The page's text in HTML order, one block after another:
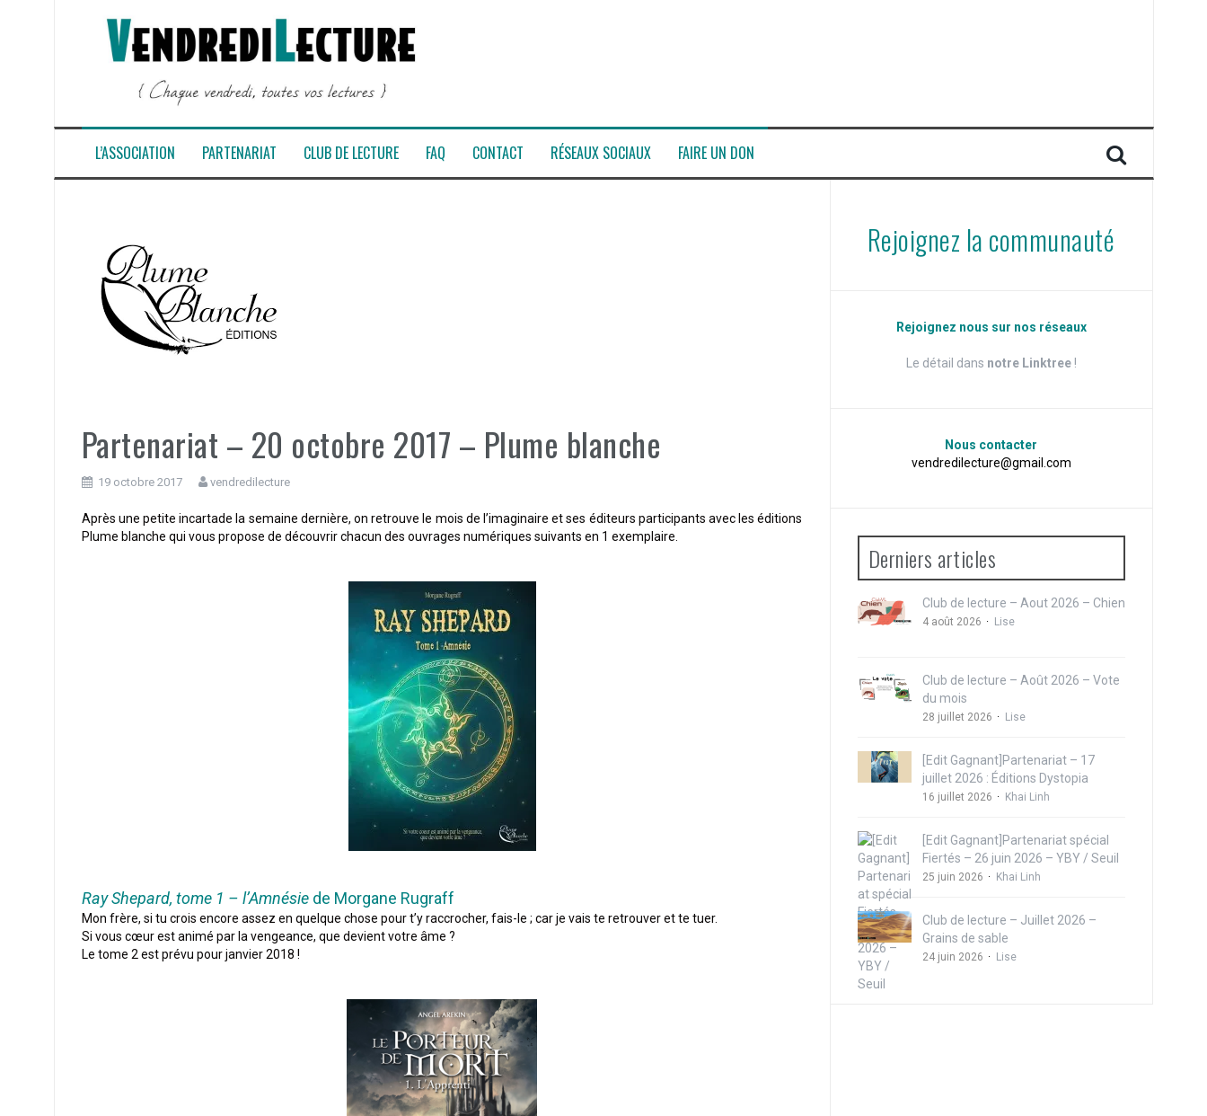
L’ASSOCIATION PARTENARIAT CLUB DE LECTURE FAQ CONTACT RÉSEAUX SOCIAUX FAIRE UN DON
Partenariat – 20 octobre 2017 – Plume blanche
19 octobre 2017 vendredilecture
Après une petite incartade la semaine dernière, on retrouve le mois de l’imaginaire et ses éditeurs participants avec les éditions
Plume blanche qui vous propose de découvrir chacun des ouvrages numériques suivants en 1 exemplaire.
Ray Shepard, tome 1 – l’Amnésiede Morgane Rugraff
Mon frère, si tu crois encore assez en quelque chose pour t’y raccrocher, fais-le ; car je vais te retrouver et te tuer.
Si vous cœur est animé par la vengeance, que devient votre âme ?
Le tome 2 est prévu pour janvier 2018 !
Rejoignez la communauté
Rejoignez nous sur nos réseaux
Le détail dans notre Linktree!
Nous contacter
vendredilecture@gmail.com
Derniers articles
Club de lecture – Aout 2026 – Chien
4 août 2026 Lise
Club de lecture – Août 2026 – Vote
du mois
28 juillet 2026 Lise
[Edit Gagnant]Partenariat – 17
juillet 2026 : Éditions Dystopia
16 juillet 2026 Khai Linh
[Edit Gagnant]Partenariat spécial
Fiertés – 26 juin 2026 – YBY / Seuil
25 juin 2026 Khai Linh
Club de lecture – Juillet 2026 –
Grains de sable
24 juin 2026 Lise